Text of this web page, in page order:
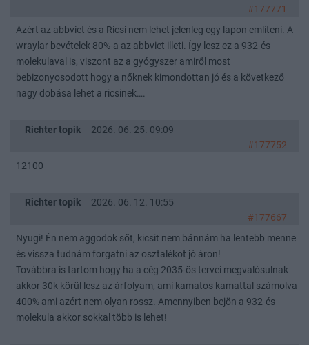
#177771
Azért az abbviet és a Ricsi nem lehet jelenleg egy lapon említeni. A
wraylar bevételek 80%-a az abbviet illeti. Így lesz ez a 932-és
molekulaval is, viszont az a gyógyszer amiről most
bebizonyosodott hogy a nőknek kimondottan jó és a következő
nagy dobása lehet a ricsinek….
Richter topik
2026. 06. 25. 09:09
#177752
12100
Richter topik
2026. 06. 12. 10:55
#177667
Nyugi! Én nem aggodok sőt, kicsit nem bánnám ha lentebb menne
és vissza tudnám forgatni az osztalékot jó áron!
Továbbra is tartom hogy ha a cég 2035-ös tervei megvalósulnak
akkor 30k körül lesz az árfolyam, ami kamatos kamattal számolva
400% ami azért nem olyan rossz. Amennyiben bejön a 932-és
molekula akkor sokkal több is lehet!